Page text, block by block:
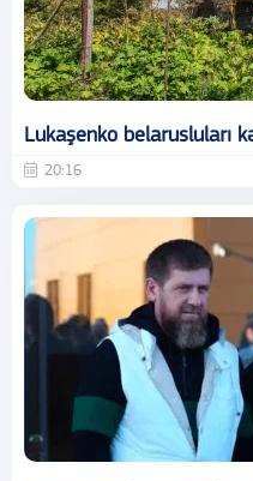
Lukaşenko belarusluları
20:16